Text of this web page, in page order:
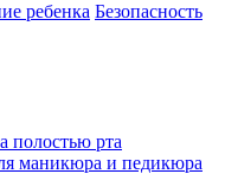
ребенка Безопасность
полостью рта
маникюра и педикюра